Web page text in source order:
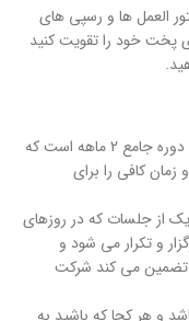
العمل ها و رسپی های
پخت خود را تقویت کنید
: دوره مدیریت کافی شاپ و رستوران یک دوره جامع 2 ماهه است که
کافی را برای
از جلسات که در روزهای
و تکرار می شود و
تضمین می کند شرکت
و هر کجا که باشید به